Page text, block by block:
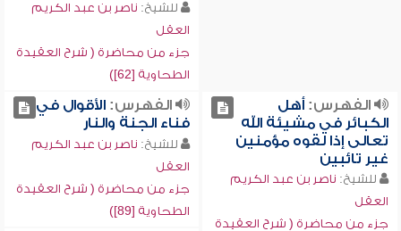
للشيخ: ناصر بن عبد الكريم
العقل
جزء من محاضرة ( شرح العقيدة
الطحاوية [62])
الفهرس:أهل
الكبائر في مشيئة الله
تعالى إذا لقوه مؤمنين
غير تائبين
للشيخ: ناصر بن عبد الكريم
العقل
جزء من محاضرة ( شرح العقيدة
الفهرس:الأقوال في
فناء الجنة والنار
للشيخ: ناصر بن عبد الكريم
العقل
جزء من محاضرة ( شرح العقيدة
الطحاوية [89])